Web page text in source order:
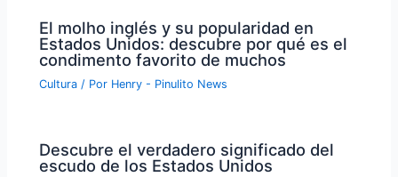
El molho inglés y su popularidad en
Estados Unidos: descubre por qué es el
condimento favorito de muchos
Cultura / Por Henry - Pinulito News
Descubre el verdadero significado del
escudo de los Estados Unidos